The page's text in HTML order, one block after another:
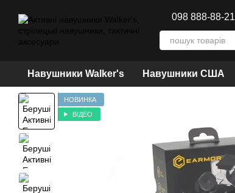
098 888-88-21
Навушники Walker's Навушники США
НОВИНКА
ВІДЕО